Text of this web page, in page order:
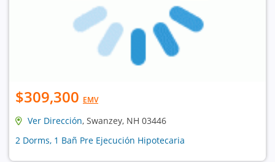
$309,300 EMV
Ver Dirección, Swanzey, NH 03446
2 Dorms, 1 Bañ Pre Ejecución Hipotecaria